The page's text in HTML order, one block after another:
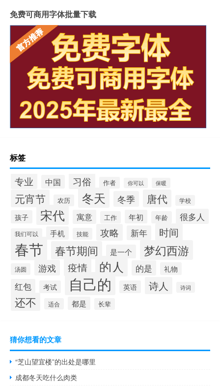
免费可商用字体批量下载
标签
专业 中国 习俗 作者 你可以 保暖
元宵节 农历 冬天 冬季 唐代 学校
孩子 宋代 寓意 工作 年初 年龄 很多人
我们可以 手机 技能 攻略 新年 时间
春节 春节期间 是一个 梦幻西游
汤圆 游戏 疫情 的人 的是 礼物
红包 考试 自己的 英语 诗人 诗词
还不 适合 都是 长辈
猜你想看的文章
“芝山望宜楼”的出处是哪里
成都冬天吃什么肉类